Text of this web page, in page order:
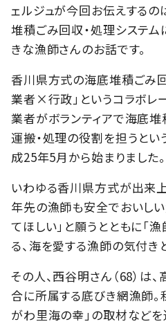
ェルジュが今回お伝えするの
堆積ごみ回収・処理システム
きな漁師さんのお話です。
香川県方式の海底堆積ごみ回
業者×行政」というコラボレ
業者がボランティアで海底
運搬・処理の役割を担うとい
成25年5月から始まりました。
いわゆる香川県方式が出来
年先の漁師も安全でおいし
てほしい」と願うとともに「
る、海を愛する漁師の気付き
その人、西谷明さん（68）は
合に所属する底びき網漁師。
がわ里海の幸」の取材などを